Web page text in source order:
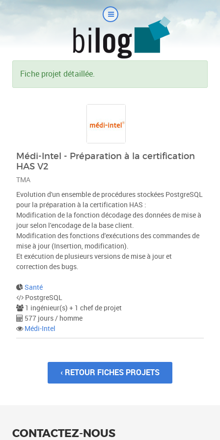
Fiche projet détaillée.
Médi-Intel - Préparation à la certification
HAS V2
TMA
Evolution d'un ensemble de procédures stockées PostgreSQL
pour la préparation à la certification HAS :
Modification de la fonction décodage des données de mise à
jour selon l'encodage de la base client.
Modification des fonctions d'exécutions des commandes de
mise à jour (Insertion, modification).
Et exécution de plusieurs versions de mise à jour et
correction des bugs.
Santé
PostgreSQL
1 ingénieur(s) + 1 chef de projet
577 jours / homme
Médi-Intel
‹ RETOUR FICHES PROJETS
CONTACTEZ-NOUS